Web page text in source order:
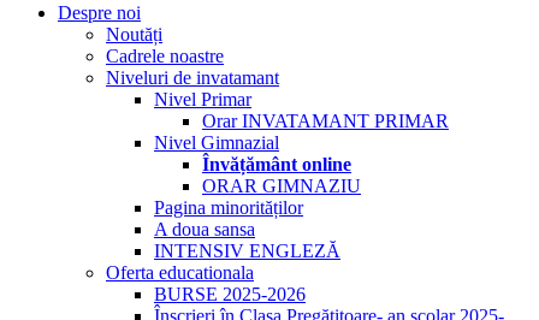
Despre noi
Noutăți
Cadrele noastre
Niveluri de invatamant
Nivel Primar
Orar INVATAMANT PRIMAR
Nivel Gimnazial
Învățământ online
ORAR GIMNAZIU
Pagina minorităților
A doua sansa
INTENSIV ENGLEZĂ
Oferta educationala
BURSE 2025-2026
Înscrieri în Clasa Pregătitoare- an școlar 2025-